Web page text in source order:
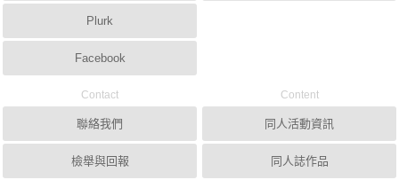
Plurk
Facebook
Contact
聯絡我們
檢舉與回報
Content
同人活動資訊
同人誌作品